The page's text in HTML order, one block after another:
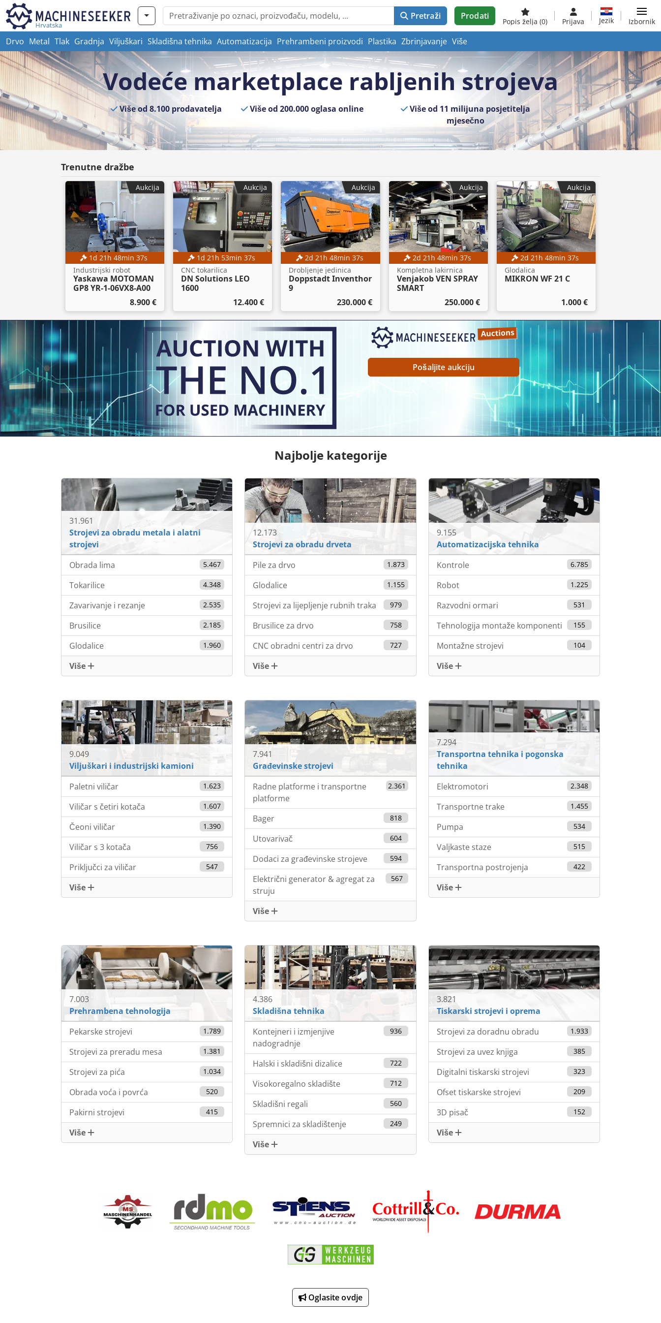
Hrvatska
Pretraži Prodati
Popis želja (0) Prijava Jezik Izbornik
Drvo Metal Tlak Gradnja Viljuškari Skladišna tehnika Automatizacija Prehrambeni proizvodi Plastika Zbrinjavanje Više
Vodeće marketplace rabljenih strojeva
Više od 8.100 prodavatelja Više od 200.000 oglasa online
Više od 11 milijuna posjetitelja
mjesečno
Trenutne dražbe
1d 21 h48min36s
Industrijski robot
Yaskawa MOTOMAN
GP8 YR-1-06VX8-A00
8.900 €
Aukcija
1d 21 h 53min36s
CNC tokarilica
DN Solutions LEO
1600
12.400 €
Aukcija
2d 21 h 48min 36s
Drobljenje jedinica
Doppstadt Inventhor
9
230.000 €
Aukcija
2d 21 h 48min 36s
Kompletna lakirnica
Venjakob VEN SPRAY
SMART
250.000 €
Aukcija
2d 21 h 48min 36s
Glodalica
MIKRON WF 21 C
1.000 €
Aukcija
d21h48
Viličar
Linde E16-02
Aukcija
Pošaljite aukciju
Najbolje kategorije
31.961
Strojevi za obradu metala i alatni
strojevi
Obrada lima
5.467
Tokarilice 4.348
Zavarivanje i rezanje 2.535
Brusilice 2.185
Glodalice 1.960
Više
12.173
Strojevi za obradu drveta
Pile za drvo
1.873
Glodalice 1.155
Strojevi za lijepljenje rubnih traka 979
Brusilice za drvo 758
CNC obradni centri za drvo 727
Više
9.155
Automatizacijska tehnika
Kontrole
6.785
Robot 1.225
Razvodni ormari 531
Tehnologija montaže komponenti 155
Montažne strojevi 104
Više
9.049
Viljuškari i industrijski kamioni
Paletni viličar
1.623
Viličar s četiri kotača 1.607
Čeoni viličar 1.390
Viličar s 3 kotača 756
Priključci za viličar 547
Više
7.941
Građevinske strojevi
Radne platforme i transportne
platforme
2.361
Bager 818
Utovarivač 604
Dodaci za građevinske strojeve 594
Električni generator & agregat za
struju
567
Više
7.294
Transportna tehnika i pogonska
tehnika
Elektromotori
2.348
Transportne trake 1.455
Pumpa 534
Valjkaste staze 515
Transportna postrojenja 422
Više
7.003
Prehrambena tehnologija
Pekarske strojevi
1.789
Strojevi za preradu mesa 1.381
Strojevi za pića 1.034
Obrada voća i povrća 520
Pakirni strojevi 415
Više
4.386
Skladišna tehnika
Kontejneri i izmjenjive
nadogradnje
936
Halski i skladišni dizalice 722
Visokoregalno skladište 712
Skladišni regali 560
Spremnici za skladištenje 249
Više
3.821
Tiskarski strojevi i oprema
Strojevi za doradnu obradu
1.933
Strojevi za uvez knjiga 385
Digitalni tiskarski strojevi 323
Ofset tiskarske strojevi 209
3D pisač 152
Više
Oglasite ovdje